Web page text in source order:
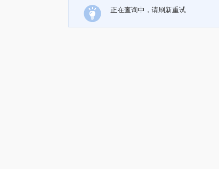
正在查询中，请刷新重试